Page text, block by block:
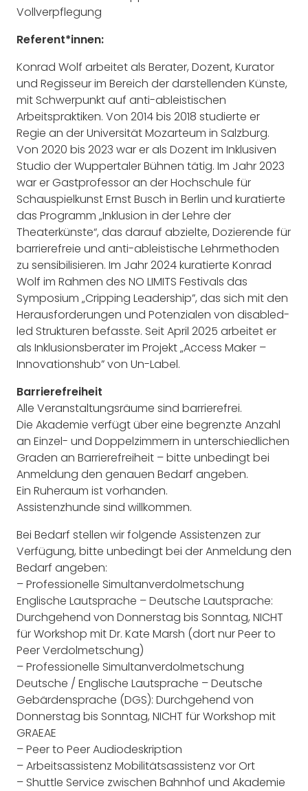
Vollverpflegung
Referent*innen:
Konrad Wolf arbeitet als Berater, Dozent, Kurator
und Regisseur im Bereich der darstellenden Künste,
mit Schwerpunkt auf anti-ableistischen
Arbeitspraktiken. Von 2014 bis 2018 studierte er
Regie an der Universität Mozarteum in Salzburg.
Von 2020 bis 2023 war er als Dozent im Inklusiven
Studio der Wuppertaler Bühnen tätig. Im Jahr 2023
war er Gastprofessor an der Hochschule für
Schauspielkunst Ernst Busch in Berlin und kuratierte
das Programm „Inklusion in der Lehre der
Theaterkünste“, das darauf abzielte, Dozierende für
barrierefreie und anti-ableistische Lehrmethoden
zu sensibilisieren. Im Jahr 2024 kuratierte Konrad
Wolf im Rahmen des NO LIMITS Festivals das
Symposium „Cripping Leadership”, das sich mit den
Herausforderungen und Potenzialen von disabled-
led Strukturen befasste. Seit April 2025 arbeitet er
als Inklusionsberater im Projekt „Access Maker –
Innovationshub” von Un-Label.
Barrierefreiheit
Alle Veranstaltungsräume sind barrierefrei.
Die Akademie verfügt über eine begrenzte Anzahl
an Einzel- und Doppelzimmern in unterschiedlichen
Graden an Barrierefreiheit – bitte unbedingt bei
Anmeldung den genauen Bedarf angeben.
Ein Ruheraum ist vorhanden.
Assistenzhunde sind willkommen.
Bei Bedarf stellen wir folgende Assistenzen zur
Verfügung, bitte unbedingt bei der Anmeldung den
Bedarf angeben:
– Professionelle Simultanverdolmetschung
Englische Lautsprache – Deutsche Lautsprache:
Durchgehend von Donnerstag bis Sonntag, NICHT
für Workshop mit Dr. Kate Marsh (dort nur Peer to
Peer Verdolmetschung)
– Professionelle Simultanverdolmetschung
Deutsche / Englische Lautsprache – Deutsche
Gebärdensprache (DGS): Durchgehend von
Donnerstag bis Sonntag, NICHT für Workshop mit
GRAEAE
– Peer to Peer Audiodeskription
– Arbeitsassistenz Mobilitätsassistenz vor Ort
– Shuttle Service zwischen Bahnhof und Akademie